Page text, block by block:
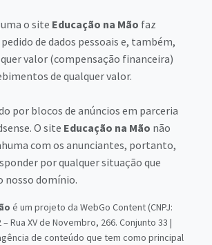
o site Educação na Mão faz
de dados pessoais e, também,
valor (compensação financeira)
de qualquer valor.
por blocos de anúncios em parceria
O site Educação na Mão não
com os anunciantes, portanto,
por qualquer situação que
nosso domínio.
é um projeto da WebGo Content (CNPJ:
– Rua XV de Novembro, 266. Conjunto 33 |
de conteúdo que tem como principal